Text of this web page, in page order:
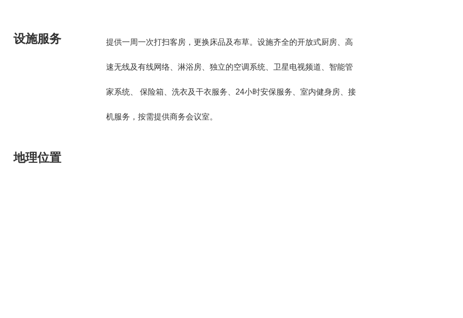
设施服务 提供一周一次打扫客房，更换床品及布草。设施齐全的开放式厨房、高
速无线及有线网络、淋浴房、独立的空调系统、卫星电视频道、智能管
家系统、 保险箱、洗衣及干衣服务、24小时安保服务、室内健身房、接
机服务，按需提供商务会议室。
地理位置